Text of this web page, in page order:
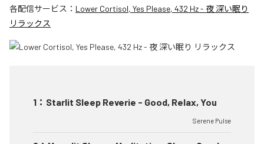
各配信サービス： Lower Cortisol, Yes Please, 432 Hz - 夜 深い眠り
リラックス
1 ： Starlit Sleep Reverie - Good, Relax, You
Serene Pulse